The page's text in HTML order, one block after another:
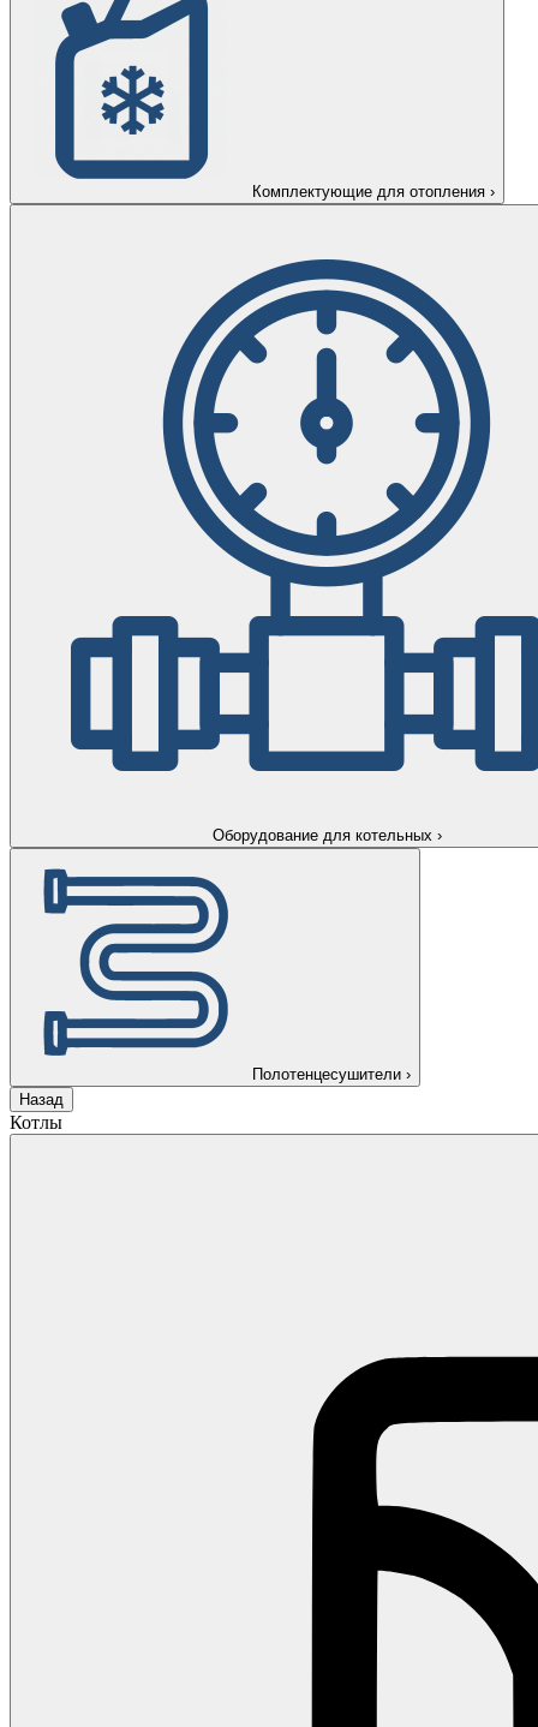
Комплектующие для отопления ›
Оборудование для котельных ›
Полотенцесушители ›
Назад
Котлы